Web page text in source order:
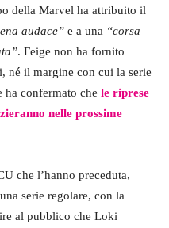
della Marvel ha attribuito il
audace” e a una “corsa
. Feige non ha fornito
né il margine con cui la serie
ha confermato che le riprese
nelle prossime
che l’hanno preceduta,
serie regolare, con la
al pubblico che Loki